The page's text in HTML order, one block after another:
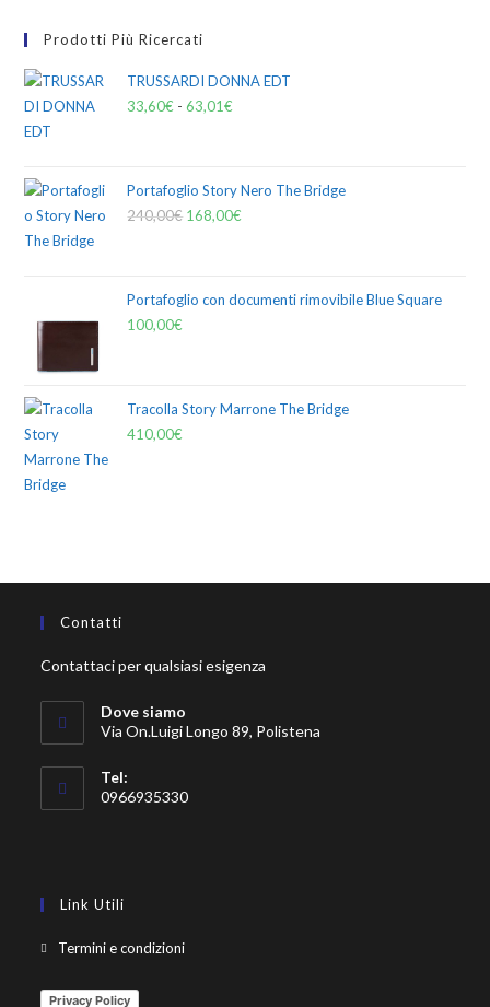
Prodotti Più Ricercati
TRUSSARDI DONNA EDT
33,60€ - 63,01€
Portafoglio Story Nero The Bridge
240,00€ 168,00€
Portafoglio con documenti rimovibile Blue Square
100,00€
Tracolla Story Marrone The Bridge
410,00€
Contatti
Contattaci per qualsiasi esigenza
Dove siamo
Via On.Luigi Longo 89, Polistena
Tel:
0966935330
Link Utili
Termini e condizioni
Privacy Policy